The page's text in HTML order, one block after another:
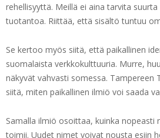
rehellisyyttä. Meillä ei aina tarvita
tuotantoa. Riittää, että sisältö tuntuu
Se kertoo myös siitä, että paikallinen
suomalaista verkkokulttuuria. Murre,
näkyvät vahvasti somessa. Tampereen
siitä, miten paikallinen ilmiö voi saada
Samalla ilmiö osoittaa, kuinka nopeasti
toimii. Uudet nimet voivat nousta esiin